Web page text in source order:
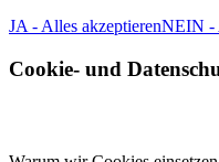
JA - Alles akzeptierenNEIN -
Cookie- und